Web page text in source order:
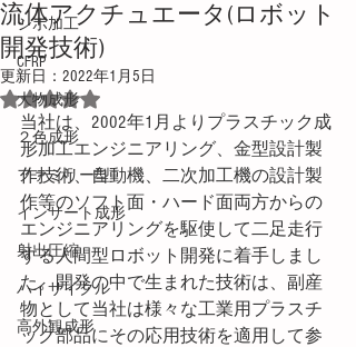
シボ加工
CFRP
大物成形
２色成形
ファミリー型
インサート成形
射出圧縮
ハイサイクル
高外観成形
流体アクチュエータ(ロボット
開発技術)
更新日： 2022年1月5日
5つ星のうちNaNと評価されています。
当社は、2002年1月よりプラスチック成
形加工エンジニアリング、金型設計製
作技術、自動機、二次加工機の設計製
作等のソフト面・ハード面両方からの
エンジニアリングを駆使して二足走行
する人間型ロボット開発に着手しまし
た。開発の中で生まれた技術は、副産
物として当社は様々な工業用プラスチ
ック部品にその応用技術を適用して参